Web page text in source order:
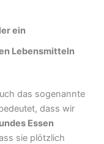
ein
Lebensmitteln
das sogenannte
dass wir
Essen
sie plötzlich